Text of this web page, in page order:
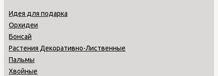
Идея для подарка
Орхидеи
Бонсай
Растения Декоративно-Лиственные
Пальмы
Хвойные